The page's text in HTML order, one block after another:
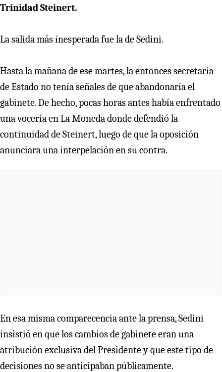
Trinidad Steinert.
La salida más inesperada fue la de Sedini.
Hasta la mañana de ese martes, la entonces secretaria
de Estado no tenía señales de que abandonaría el
gabinete. De hecho, pocas horas antes había enfrentado
una vocería en La Moneda donde defendió la
continuidad de Steinert, luego de que la oposición
anunciara una interpelación en su contra.
En esa misma comparecencia ante la prensa, Sedini
insistió en que los cambios de gabinete eran una
atribución exclusiva del Presidente y que este tipo de
decisiones no se anticipaban públicamente.